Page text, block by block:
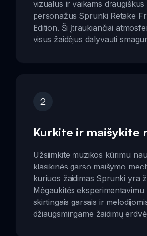
vizualus ir vaikams draugiškus
personažus Sprunki Retake
Edition. Ši įtraukiančiai
visus žaidėjus dalyvauti
2
Kurkite ir maišykite
Užsiimkite muzikos kūrimu
klasikinės garso maišymo
kuriuos žaidimas Sprunki yra
Mėgaukitės eksperimentavimu
skirtingais garsais ir
džiaugsmingame žaidimų